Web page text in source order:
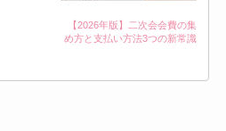
【2026年版】二次会会費の集
め方と支払い方法3つの新常識